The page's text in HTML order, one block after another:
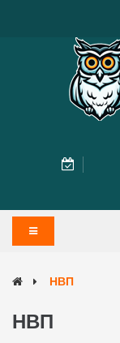
НВП
НВП